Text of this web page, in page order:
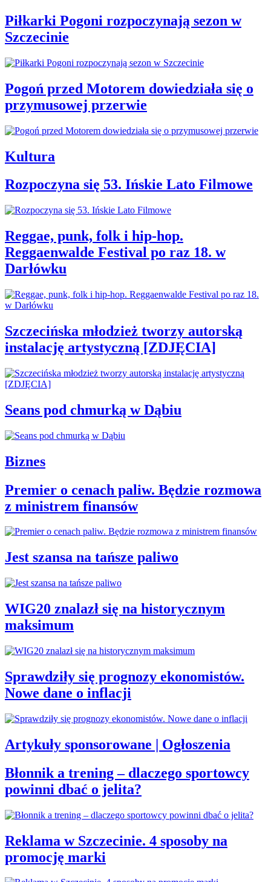
Piłkarki Pogoni rozpoczynają sezon w
Szczecinie
Pogoń przed Motorem dowiedziała się o
przymusowej przerwie
Kultura
Rozpoczyna się 53. Ińskie Lato Filmowe
Reggae, punk, folk i hip-hop.
Reggaenwalde Festival po raz 18. w
Darłówku
Szczecińska młodzież tworzy autorską
instalację artystyczną [ZDJĘCIA]
Seans pod chmurką w Dąbiu
Biznes
Premier o cenach paliw. Będzie rozmowa
z ministrem finansów
Jest szansa na tańsze paliwo
WIG20 znalazł się na historycznym
maksimum
Sprawdziły się prognozy ekonomistów.
Nowe dane o inflacji
Artykuły sponsorowane | Ogłoszenia
Błonnik a trening – dlaczego sportowcy
powinni dbać o jelita?
Reklama w Szczecinie. 4 sposoby na
promocję marki